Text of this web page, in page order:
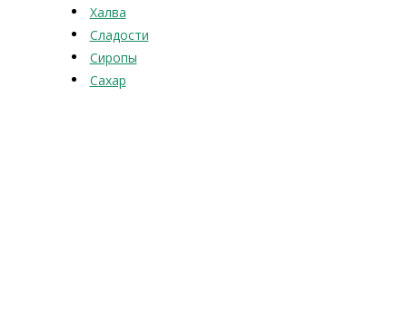
Халва
Сладости
Сиропы
Сахар